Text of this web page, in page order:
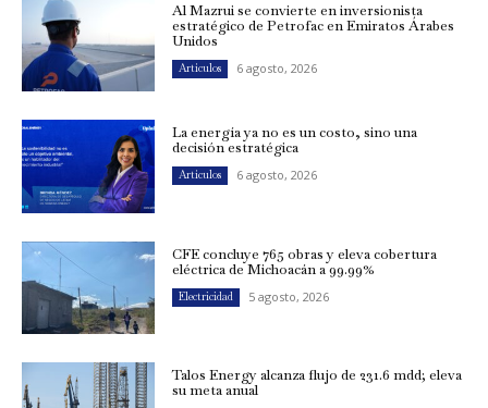
Al Mazrui se convierte en inversionista
estratégico de Petrofac en Emiratos Árabes
Unidos
Artículos 6 agosto, 2026
La energía ya no es un costo, sino una
decisión estratégica
Artículos 6 agosto, 2026
CFE concluye 765 obras y eleva cobertura
eléctrica de Michoacán a 99.99%
Electricidad 5 agosto, 2026
Talos Energy alcanza flujo de 231.6 mdd; eleva
su meta anual